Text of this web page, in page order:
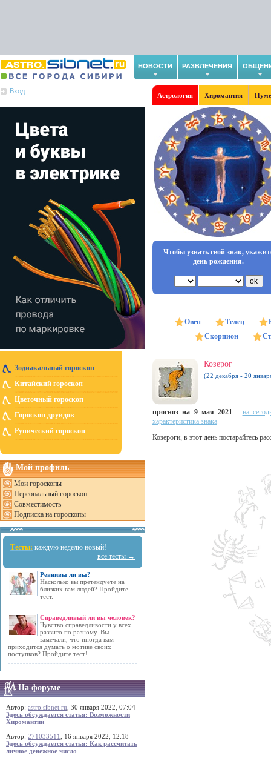
НОВОСТИ РАЗВЛЕЧЕНИЯ
Вход
Астрология Хиромантия
Зодиакальный гороскоп
Китайский гороскоп
Цветочный гороскоп
Гороскоп друидов
Рунический гороскоп
Мой профиль
Мои гороскопы
Персональный гороскоп
Совместимость
Подписка на гороскопы
Тесты: каждую неделю новый!
все тесты →
Ревнивы ли вы?
Насколько вы претендуете на
близких вам людей? Пройдите
тест.
Справедливый ли вы человек?
Чувство справедливости у всех
развито по разному. Вы
замечали, что иногда вам
приходится думать о мотиве своих
поступков? Пройдите тест!
На форуме
Автор: astro.sibnet.ru , 30 января 2022, 07:04
Здесь обсуждается статья: Возможности
Хиромантии
Автор: 271033511
, 16 января 2022, 12:18
Здесь обсуждается статья: Как рассчитать
личное денежное число
Чтобы узнать свой знак,
день рождения.
Овен Телец
Скорпион
Козерог
(22 декабря - 20
прогноз на 9 мая 2021
на
характеристика знака
Козероги, в этот день постарайтесь